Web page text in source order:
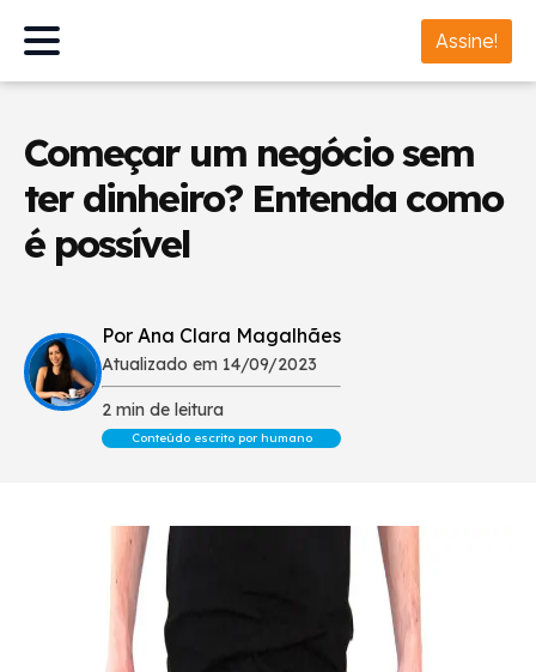
Assine!
Começar um negócio sem
ter dinheiro? Entenda como
é possível
Por Ana Clara Magalhães
Atualizado em 14/09/2023
2 min de leitura
Conteúdo escrito por humano